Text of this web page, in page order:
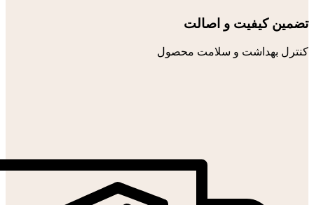
تضمین کیفیت و اصالت
کنترل بهداشت و سلامت محصول